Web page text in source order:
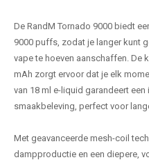
De RandM Tornado 9000 biedt
9000 puffs, zodat je langer kunt
vape te hoeven aanschaffen. De
mAh zorgt ervoor dat je elk
van 18 ml e-liquid garandeert
smaakbeleving, perfect voor
Met geavanceerde mesh-coil
dampproductie en een diepere,